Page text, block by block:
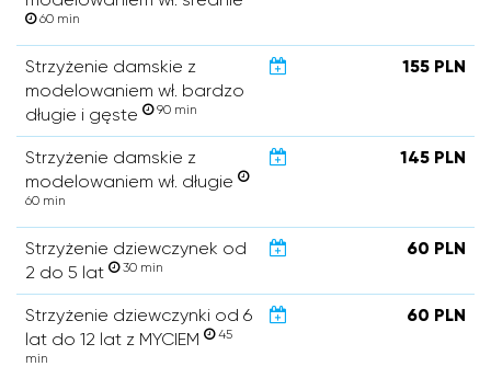
60 min
Strzyżenie damskie z
modelowaniem wł. bardzo
długie i gęste
90 min
155 PLN
Strzyżenie damskie z
modelowaniem wł. długie
60 min
145 PLN
Strzyżenie dziewczynek od
2 do 5 lat
30 min
60 PLN
Strzyżenie dziewczynki od 6
lat do 12 lat z MYCIEM
45
min
60 PLN